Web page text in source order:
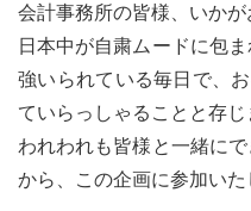
会計事務所の皆様、いかが
日本中が自粛ムードに包
強いられている毎日で、
ていらっしゃることと存じ
われわれも皆様と一緒に
から、この企画に参加いた